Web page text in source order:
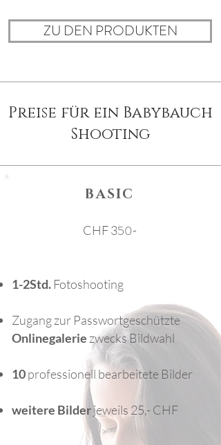
ZU DEN PRODUKTEN
Preise für ein Babybauch
Shooting
BASIC
CHF 350-
1-2Std. Fotoshooting
Zugang zur Passwortgeschützte
Onlinegalerie zwecks Bildwahl
10professionell bearbeitete Bilder
weitere Bilderjeweils 25,- CHF